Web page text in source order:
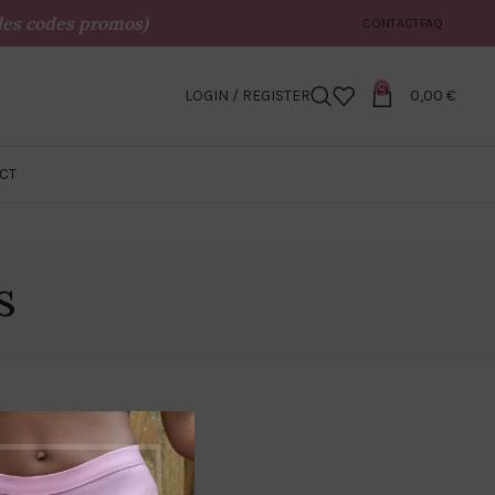
codes promos) CONTACTFAQ
LOGIN / REGISTER 0 0,00 €